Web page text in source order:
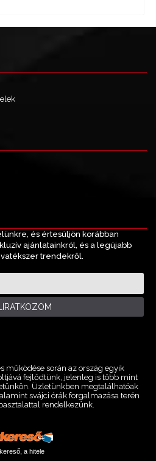
és értesüljön korábban
ajánlatainkról, és a legújabb
trendekről.
működése során az ország egyik
fejlődtünk, jelenleg is több mint
Üzletünkben megtalálhatóak
svájci órák forgalmazása terén
rendelkezünk.
a hitele